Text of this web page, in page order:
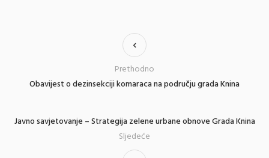
Obavijest o dezinsekciji komaraca na području grada Knina
Prethodno
Javno savjetovanje – Strategija zelene urbane obnove Grada Knina
Sljedeće